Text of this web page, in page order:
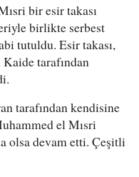
bir esir takası
birlikte serbest
tutuldu. Esir takası,
tarafından
tarafından kendisine
el Mısri
olsa devam etti. Çeşitli